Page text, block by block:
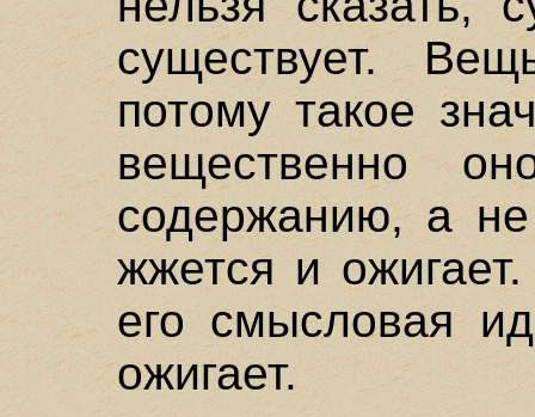
существует.
потому такое
вещественно
содержанию, а
жжется и
его смысловая
ожигает.